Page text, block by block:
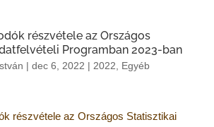
részvétele az Országos
Programban 2023-ban
| dec 6, 2022 | 2022
Egyéb
részvétele az Országos Statisztikai